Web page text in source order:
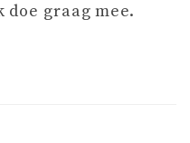
graag mee.